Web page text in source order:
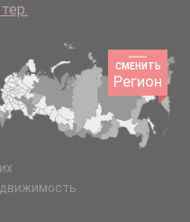
СМЕНИТЬ
Регион